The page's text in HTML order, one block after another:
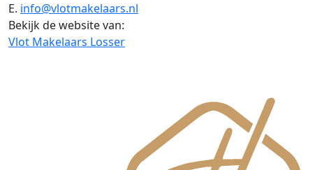
E. info@vlotmakelaars.nl
Bekijk de website van:
Vlot Makelaars Losser